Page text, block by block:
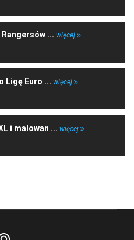
... więcej
Ligę Euro ... więcej
i malowan ... więcej